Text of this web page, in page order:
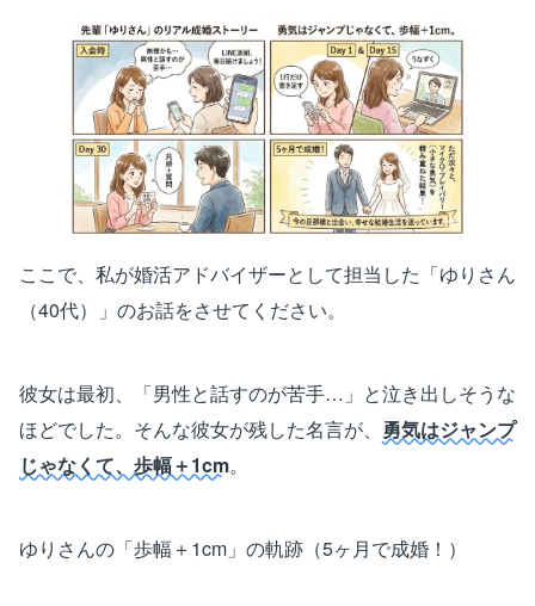
ここで、私が婚活アドバイザーとして担当した「ゆりさん
（40代）」のお話をさせてください。
彼女は最初、「男性と話すのが苦手…」と泣き出しそうな
ほどでした。そんな彼女が残した名言が、 勇気はジャンプ
じゃなくて、歩幅＋1cm。
ゆりさんの「歩幅＋1cm」の軌跡（5ヶ月で成婚！）